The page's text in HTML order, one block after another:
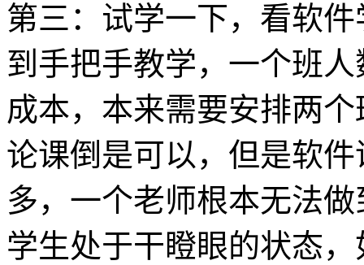
第三：试学一下，看软
到手把手教学，一个班
成本，本来需要安排两
论课倒是可以，但是软
多，一个老师根本无法
学生处于干瞪眼的状态